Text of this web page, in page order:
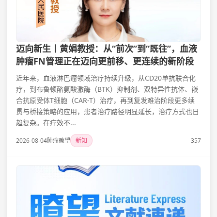
迈向新生丨黄娟教授：从“前次”到“既往”，血液
肿瘤FN管理正在迈向更前移、更连续的新阶段
近年来，血液淋巴瘤领域治疗持续升级，从CD20单抗联合化
疗，到布鲁顿酪氨酸激酶（BTK）抑制剂、双特异性抗体、嵌
合抗原受体T细胞（CAR-T）治疗，再到复发难治阶段更多续
贯与桥接策略的应用，患者治疗路径明显延长，治疗方式也日
趋复杂。在疗效不...
2026-08-04肿瘤瞭望 新知 357